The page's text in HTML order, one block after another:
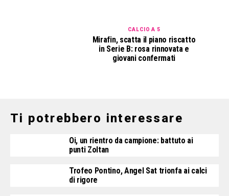
CALCIO A 5
Mirafin, scatta il piano riscatto
in Serie B: rosa rinnovata e
giovani confermati
Ti potrebbero interessare
Oi, un rientro da campione: battuto ai
punti Zoltan
Trofeo Pontino, Angel Sat trionfa ai calci
di rigore